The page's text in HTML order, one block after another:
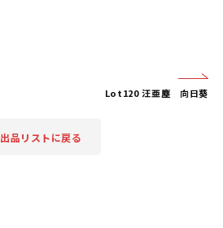
Lot120 汪亜塵 向日葵
出品リストに戻る